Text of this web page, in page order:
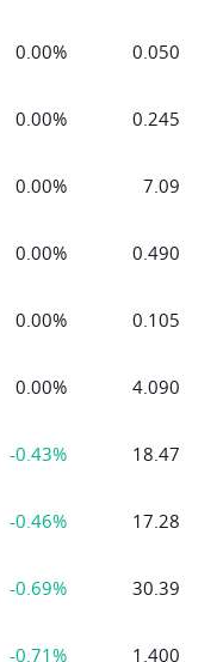
0.00% 0.050
0.00% 0.245
0.00% 7.09
0.00% 0.490
0.00% 0.105
0.00% 4.090
-0.43% 18.47
-0.46% 17.28
-0.69% 30.39
-0.71% 1.400